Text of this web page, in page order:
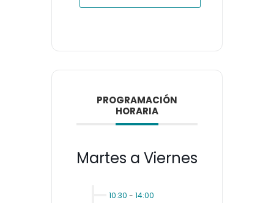
PROGRAMACIÓN
HORARIA
Martes a Viernes
10:30 - 14:00